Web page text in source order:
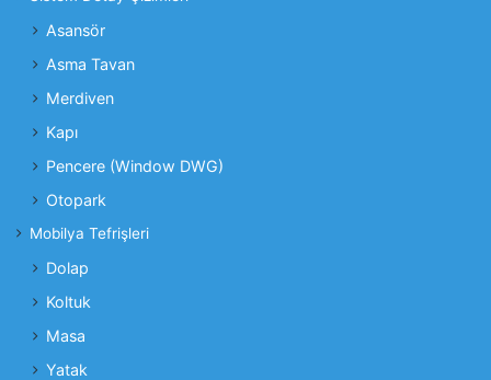
Asansör
Asma Tavan
Merdiven
Kapı
Pencere (Window DWG)
Otopark
Mobilya Tefrişleri
Dolap
Koltuk
Masa
Yatak